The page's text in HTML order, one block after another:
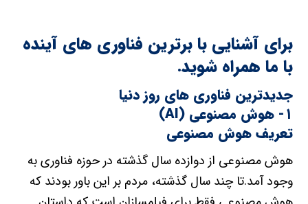
برای آشنایی با برترین فناوری های آینده
با ما همراه شوید.
جدیدترین فناوری های روز دنیا
۱- هوش مصنوعی (AI)
تعریف هوش مصنوعی
هوش مصنوعی از دوازده سال گذشته در حوزه فناوری به
وجود آمد.تا چند سال گذشته، مردم بر این باور بودند که